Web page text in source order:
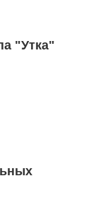
"Утка"